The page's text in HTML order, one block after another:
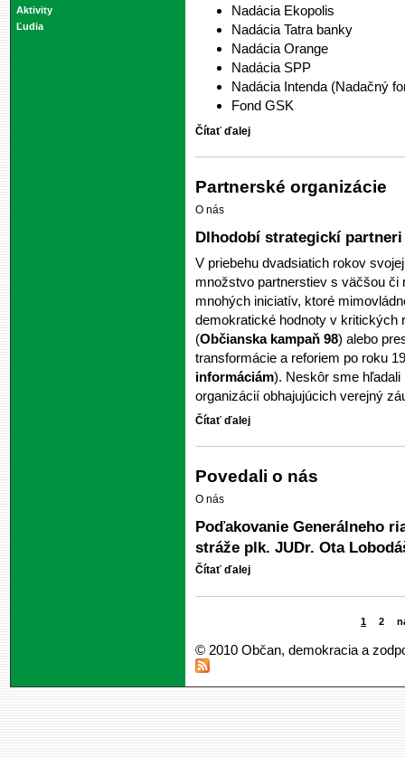
Aktivity
Ľudia
Nadácia Ekopolis
Nadácia Tatra banky
Nadácia Orange
Nadácia SPP
Nadácia Intenda (Nadačný
Fond GSK
Čítať ďalej
Partnerské organizácie
O nás
Dlhodobí strategickí partneri
V priebehu dvadsiatich rokov
množstvo partnerstiev s väčšou či
mnohých iniciatív, ktoré
demokratické hodnoty v kritických
(Občianska kampaň 98) alebo
transformácie a reforiem po roku
informáciám). Neskôr sme
organizácií obhajujúcich verejný
Čítať ďalej
Povedali o nás
O nás
Poďakovanie Generálneho
stráže plk. JUDr. Ota
Čítať ďalej
1 2
© 2010 Občan, demokracia a